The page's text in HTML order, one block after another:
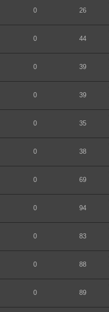
0 26
0 44
0 39
0 39
0 35
0 38
0 69
0 94
0 83
0 88
0 89